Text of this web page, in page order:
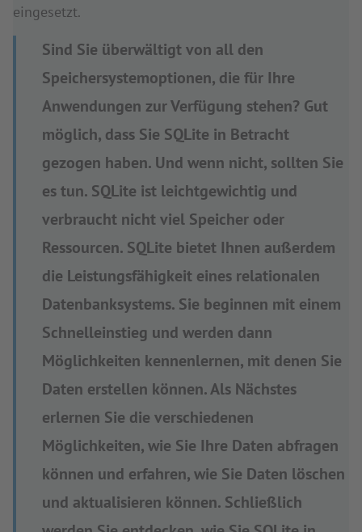
eingesetzt.
Sind Sie überwältigt von all den
Speichersystemoptionen, die für Ihre
Anwendungen zur Verfügung stehen? Gut
möglich, dass Sie SQLite in Betracht
gezogen haben. Und wenn nicht, sollten Sie
es tun. SQLite ist leichtgewichtig und
verbraucht nicht viel Speicher oder
Ressourcen. SQLite bietet Ihnen außerdem
die Leistungsfähigkeit eines relationalen
Datenbanksystems. Sie beginnen mit einem
Schnelleinstieg und werden dann
Möglichkeiten kennenlernen, mit denen Sie
Daten erstellen können. Als Nächstes
erlernen Sie die verschiedenen
Möglichkeiten, wie Sie Ihre Daten abfragen
können und erfahren, wie Sie Daten löschen
und aktualisieren können. Schließlich